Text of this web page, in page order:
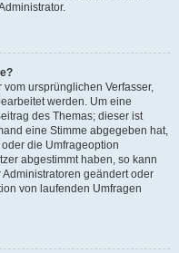
ursprünglichen Verfasser,
werden. Um eine
des Themas; dieser ist
eine Stimme abgegeben hat,
die Umfrageoption
abgestimmt haben, so kann
geändert oder
von laufenden Umfragen